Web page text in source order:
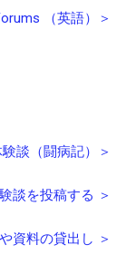
（英語）＞
談（闘病記）＞
談を投稿する ＞
資料の貸出し ＞